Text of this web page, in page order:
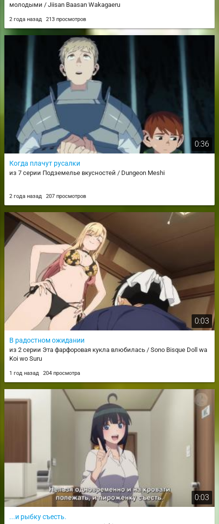
молодыми / Jiisan Baasan Wakagaeru
2 года назад 213 просмотров
0:36
Когда плачут русалки
из 7 серии Подземелье вкусностей / Dungeon Meshi
2 года назад 207 просмотров
0:03
В радостном ожидании
из 2 серии Эта фарфоровая кукла влюбилась / Sono Bisque Doll wa
Koi wo Suru
1 год назад 204 просмотра
0:03
...и рыбку съесть.